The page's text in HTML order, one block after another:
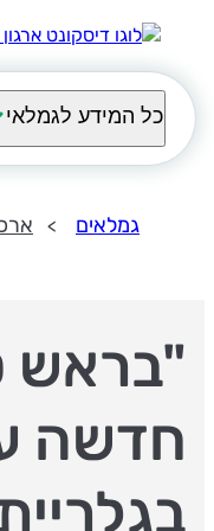
כל המידע לגמלאי
גמלאים
"בראש
חדשה